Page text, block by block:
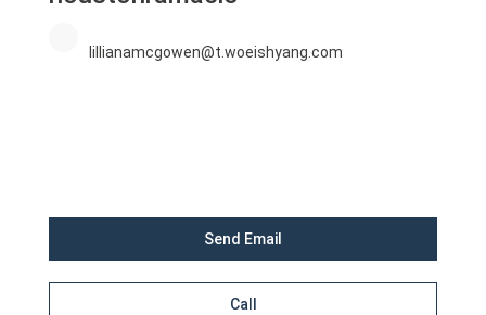
lillianamcgowen@t.woeishyang.com
Send Email
Call